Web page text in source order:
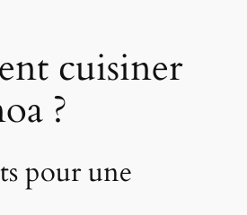
cuisiner
?
pour une